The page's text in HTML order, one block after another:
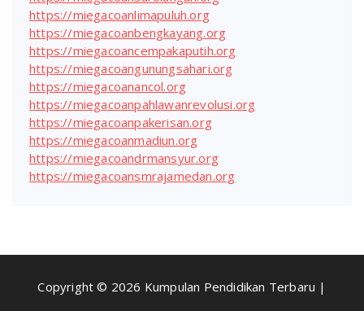
https://miegacoanlimapuluh.org
https://miegacoanbengkayang.org
https://miegacoancempakaputih.org
https://miegacoangunungsahari.org
https://miegacoanancol.org
https://miegacoanpahlawanrevolusi.org
https://miegacoanpakerisan.org
https://miegacoanmadiun.org
https://miegacoandrmansyur.org
https://miegacoansmrajamedan.org
Copyright © 2026 Kumpulan Pendidikan Terbaru |